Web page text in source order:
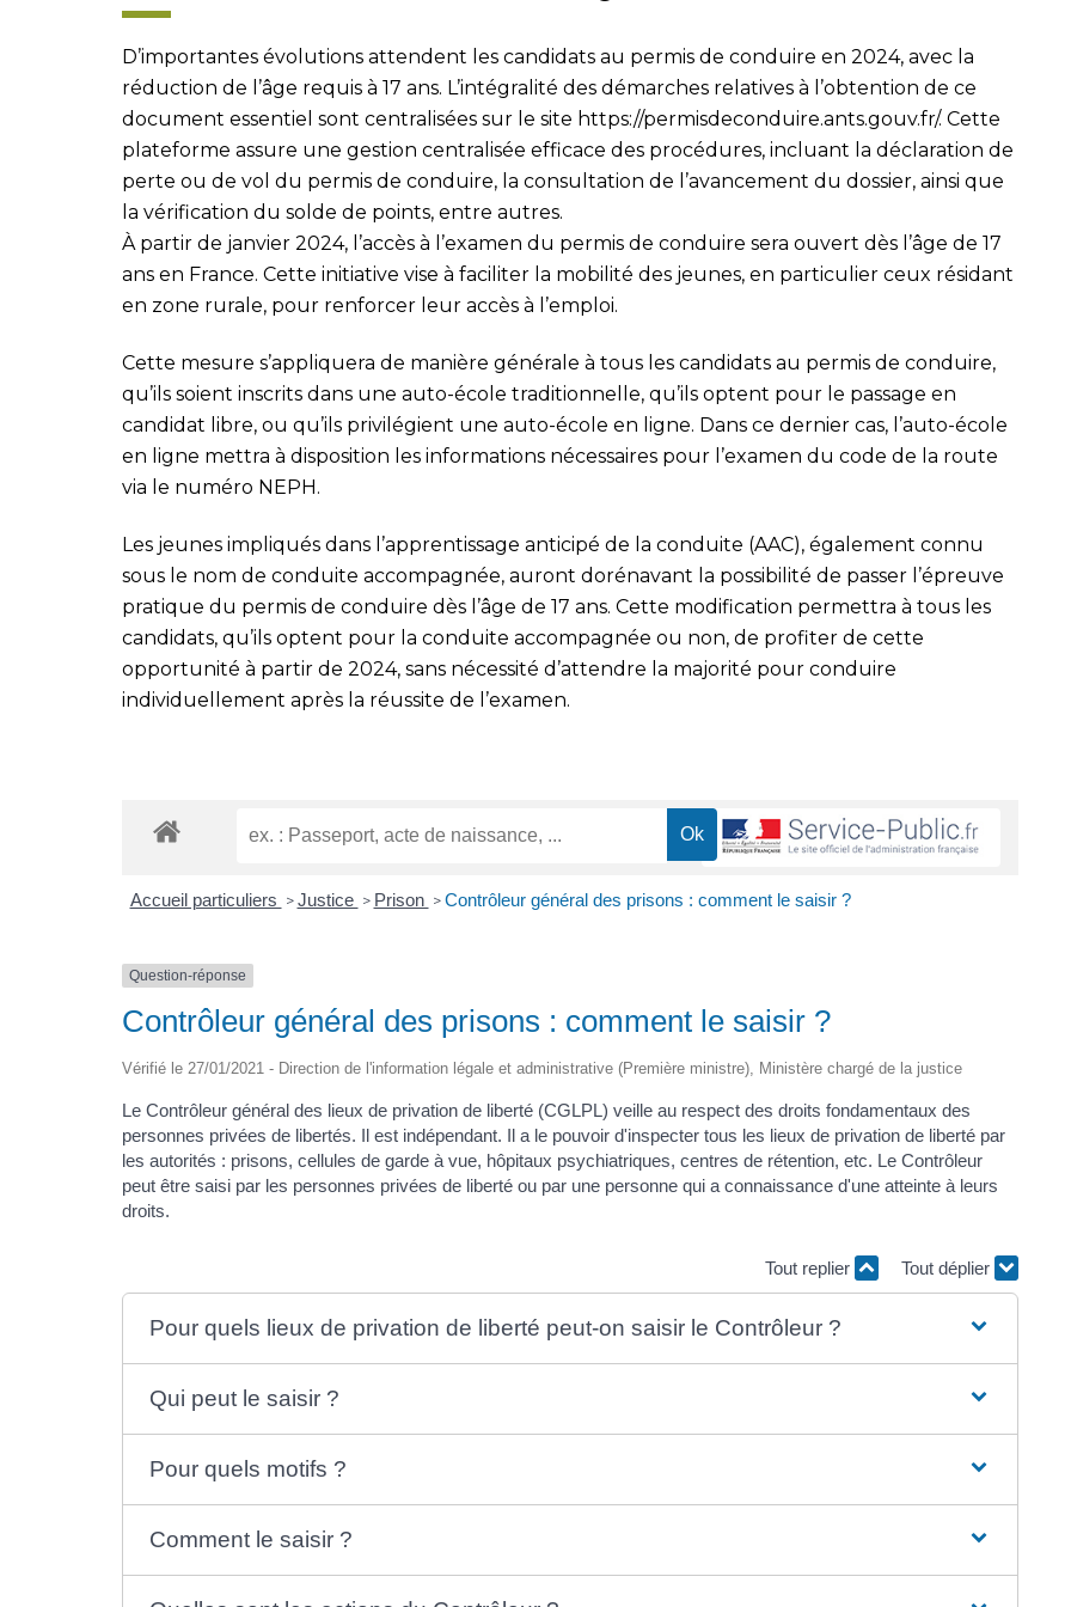
D’importantes évolutions attendent les candidats au permis de conduire en 2024, avec la
réduction de l’âge requis à 17 ans. L’intégralité des démarches relatives à l’obtention de ce
document essentiel sont centralisées sur le site https://permisdeconduire.ants.gouv.fr/. Cette
plateforme assure une gestion centralisée efficace des procédures, incluant la déclaration de
perte ou de vol du permis de conduire, la consultation de l’avancement du dossier, ainsi que
la vérification du solde de points, entre autres.
À partir de janvier 2024, l’accès à l’examen du permis de conduire sera ouvert dès l’âge de 17
ans en France. Cette initiative vise à faciliter la mobilité des jeunes, en particulier ceux résidant
en zone rurale, pour renforcer leur accès à l’emploi.
Cette mesure s’appliquera de manière générale à tous les candidats au permis de conduire,
qu’ils soient inscrits dans une auto-école traditionnelle, qu’ils optent pour le passage en
candidat libre, ou qu’ils privilégient une auto-école en ligne. Dans ce dernier cas, l’auto-école
en ligne mettra à disposition les informations nécessaires pour l’examen du code de la route
via le numéro NEPH.
Les jeunes impliqués dans l’apprentissage anticipé de la conduite (AAC), également connu
sous le nom de conduite accompagnée, auront dorénavant la possibilité de passer l’épreuve
pratique du permis de conduire dès l’âge de 17 ans. Cette modification permettra à tous les
candidats, qu’ils optent pour la conduite accompagnée ou non, de profiter de cette
opportunité à partir de 2024, sans nécessité d’attendre la majorité pour conduire
individuellement après la réussite de l’examen.
Accueil particuliers > Justice > Prison > Contrôleur général des prisons : comment le saisir ?
Question-réponse
Contrôleur général des prisons : comment le saisir ?
Vérifié le 27/01/2021 - Direction de l'information légale et administrative (Première ministre), Ministère chargé de la justice
Le Contrôleur général des lieux de privation de liberté (CGLPL) veille au respect des droits fondamentaux des
personnes privées de libertés. Il est indépendant. Il a le pouvoir d'inspecter tous les lieux de privation de liberté par
les autorités : prisons, cellules de garde à vue, hôpitaux psychiatriques, centres de rétention, etc. Le Contrôleur
peut être saisi par les personnes privées de liberté ou par une personne qui a connaissance d'une atteinte à leurs
droits.
Tout replier Tout déplier
Pour quels lieux de privation de liberté peut-on saisir le Contrôleur ?
Qui peut le saisir ?
Pour quels motifs ?
Comment le saisir ?